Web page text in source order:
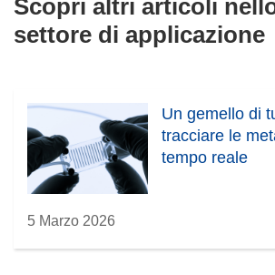
v
a
n
e
s
t
r
a
Scopri altri articoli
settore di applicazione
Un gemello di
tracciare le
tempo reale
5 Marzo 2026